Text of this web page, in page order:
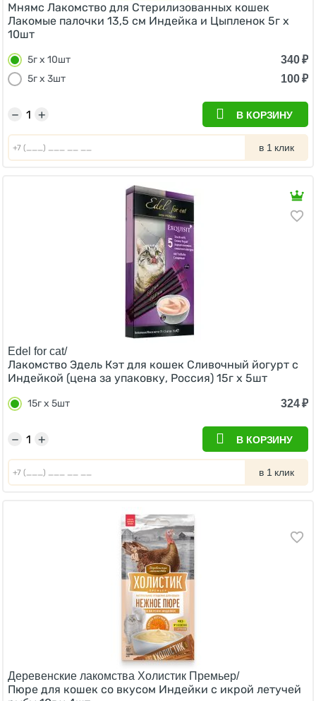
Мнямс Лакомство для Стерилизованных кошек
Лакомые палочки 13,5 см Индейка и Цыпленок 5г х
10шт
5г х 10шт 340₽
5г х 3шт
100₽
+
− В КОРЗИНУ
в 1 клик
Edel for cat/
Лакомство Эдель Кэт для кошек Сливочный йогурт с
Индейкой (цена за упаковку, Россия) 15г х 5шт
15г х 5шт 324₽
+
− В КОРЗИНУ
в 1 клик
Деревенские лакомства Холистик Премьер/
Пюре для кошек со вкусом Индейки с икрой летучей